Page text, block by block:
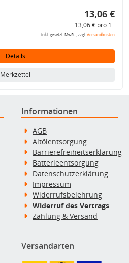
13,06 €
13,06 € pro 1 l
inkl. gesetzl. MwSt., zzgl.Versandkosten
Details
Merkzettel
Informationen
AGB
Altölentsorgung
Barrierefreiheitserklärung
Batterieentsorgung
Datenschutzerklärung
Impressum
Widerrufsbelehrung
Widerruf des Vertrags
Zahlung & Versand
Versandarten